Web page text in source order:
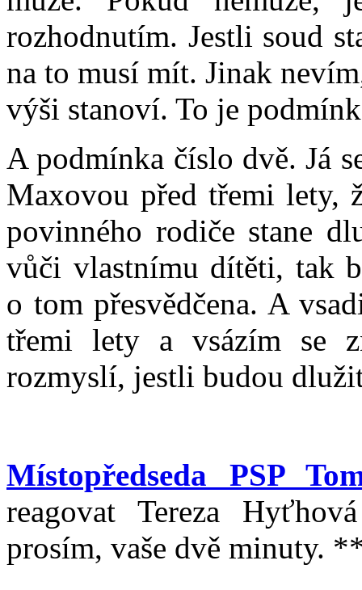
rozhodnutím. Jestli soud
na to musí mít. Jinak
výši stanoví. To je
A podmínka číslo dvě. Já
Maxovou před třemi lety,
povinného rodiče stane
vůči vlastnímu dítěti, tak
o tom přesvědčena. A
třemi lety a vsázím se
rozmyslí, jestli budou
Místopředseda PSP
reagovat Tereza
prosím, vaše dvě minuty.